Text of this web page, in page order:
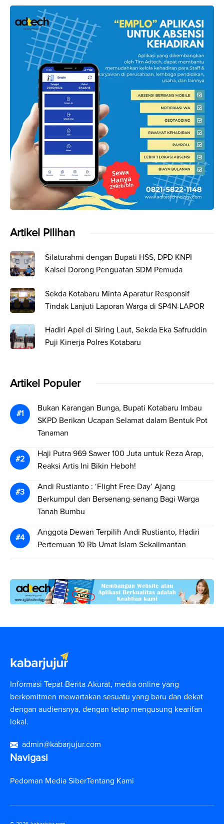
Artikel Pilihan
Silaturahmi dengan Bupati HSS, DPD KNPI
Kalsel Dorong Penguatan SDM Pemuda
Sekda Kotabaru Minta Aparatur Responsif
Tindak Lanjuti Laporan Warga di SP4N-LAPOR
Hadiri Apel di Siring Laut, Sekda Eka Safruddin
Puji Kinerja Polres Kotabaru
Artikel Populer
Bukan Karangan Bunga, Bupati Kotabaru Imbau
SKPD Berikan Ucapan Selamat dalam Bentuk Pot
Tanaman
Haji Putra 969 Sawer 100 Juta untuk Reza Arap,
Reaksi Artis Ini Bikin Heboh!
Andi Rustianto : ‘Flight Free Day’ Ajang
Berkumpul dan Bersenang-senang Bagi Warga
Tanah Bumbu
Anggota Dewan Terpilih Andi Rustianto, Hadiri
Pertemuan 10 Rb Umat Islam Sekalimantan
Informasi Tepat Berita Akurat, media online yang
berkomitmen mewartakan sesuatu yang baru dan dekat
dengan audiensnya, dengan tetap mengusung kearifan
lokal.
admin@kabarjujur.com
Navigasi
Pedoman Media SiberTentang Kami